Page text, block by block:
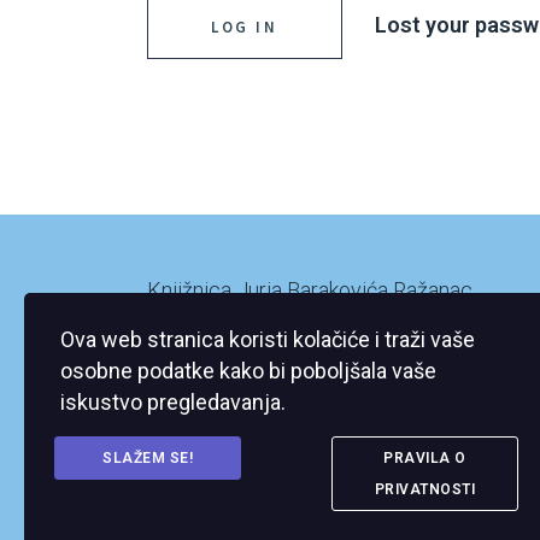
Lost your
Knjižnica Jurja Barakovića Ražanac
23248 Ražanac
Ova web stranica koristi kolačiće i traži vaše
osobne podatke kako bi poboljšala vaše
iskustvo pregledavanja.
SLAŽEM SE!
PRAVILA O
PRIVATNOSTI